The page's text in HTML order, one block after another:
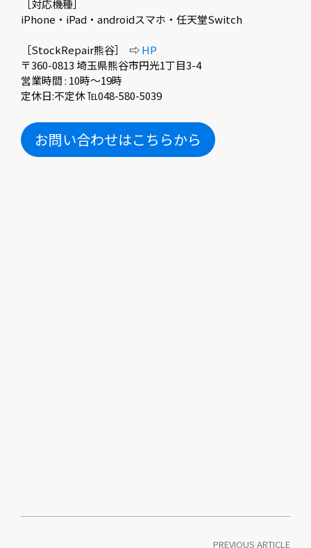
［対応機種］
iPhone・iPad・androidスマホ・任天堂Switch
［StockRepair熊谷］ ⇨HP
〒360-0813 埼玉県熊谷市円光1丁目3-4
営業時間 : 10時〜19時
定休日:不定休 ℡048-580-5039
お問い合わせはこちらから
PREVIOUS ARTICLE